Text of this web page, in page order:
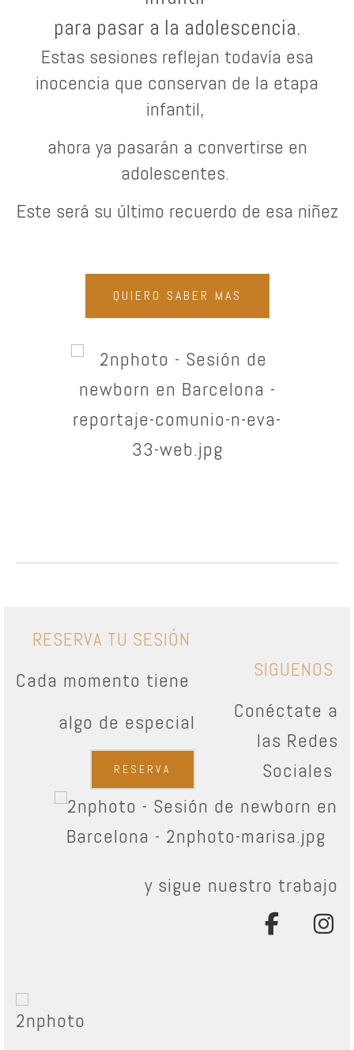
para pasar a la adolescencia.
Estas sesiones reflejan todavía esa
inocencia que conservan de la etapa
infantil,
ahora ya pasarán a convertirse en
adolescentes.
Este será su último recuerdo de esa niñez
QUIERO SABER MAS
RESERVA TU SESIÓN
Cada momento tiene
algo de especial
RESERVA
SIGUENOS
Conéctate a
las Redes
Sociales
y sigue nuestro trabajo